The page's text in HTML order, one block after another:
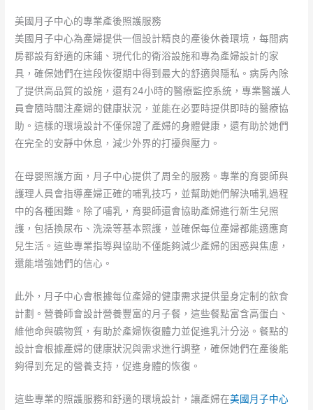
美國月子中心的專業產後照護服務
美國月子中心為產婦提供一個設計精良的產後休養環境，每間病
房都設有舒適的床鋪、現代化的衛浴設施和專為產婦設計的家
具，確保她們在這段恢復期中得到最大的舒適與隱私。病房內除
了提供高品質的設施，還有24小時的醫療監控系統，專業醫護人
員會隨時關注產婦的健康狀況，並能在必要時提供即時的醫療協
助。這樣的環境設計不僅保證了產婦的身體健康，還有助於她們
在完全的安靜中休息，減少外界的打擾與壓力。
在母嬰照護方面，月子中心提供了周全的服務。專業的育嬰師與
護理人員會指導產婦正確的哺乳技巧，並幫助她們解決哺乳過程
中的各種困難。除了哺乳，育嬰師還會協助產婦進行新生兒照
護，包括換尿布、洗澡等基本照護，並確保每位產婦都能適應育
兒生活。這些專業指導與協助不僅能夠減少產婦的困惑與焦慮，
還能增強她們的信心。
此外，月子中心會根據每位產婦的健康需求提供量身定制的飲食
計劃。營養師會設計營養豐富的月子餐，這些餐點富含高蛋白、
維他命與礦物質，有助於產婦恢復體力並促進乳汁分泌。餐點的
設計會根據產婦的健康狀況與需求進行調整，確保她們在產後能
夠得到充足的營養支持，促進身體的恢復。
這些專業的照護服務和舒適的環境設計，讓產婦在美國月子中心